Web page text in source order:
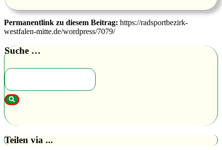
Permanentlink zu diesem Beitrag: https://radsportbezirk-
westfalen-mitte.de/wordpress/7079/
Suche …
Teilen via ...